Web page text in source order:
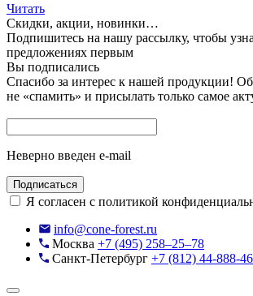
Читать
Скидки, акции, новинки…
Подпишитесь на нашу рассылку, чтобы
предложениях первым
Вы подписались
Спасибо за интерес к нашей продукции!
не «спамить» и присылать только самое
Неверно введен e-mail
Подписаться
Я согласен с политикой
info@cone-forest.ru
Москва +7 (495) 258–25–78
Санкт-Петербург +7 (812) 44-888-46